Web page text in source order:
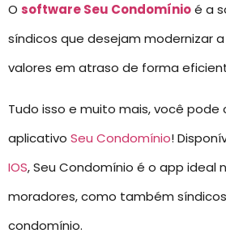
O software Seu Condomínioé a
síndicos que desejam modernizar
valores em atraso de forma
Tudo isso e muito mais, você pode
aplicativo Seu Condomínio!
IOS, Seu Condomínio é o app ideal
moradores, como também
condomínio.